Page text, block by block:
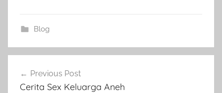
Blog
navigation
Previous Post
Cerita Sex Keluarga Aneh